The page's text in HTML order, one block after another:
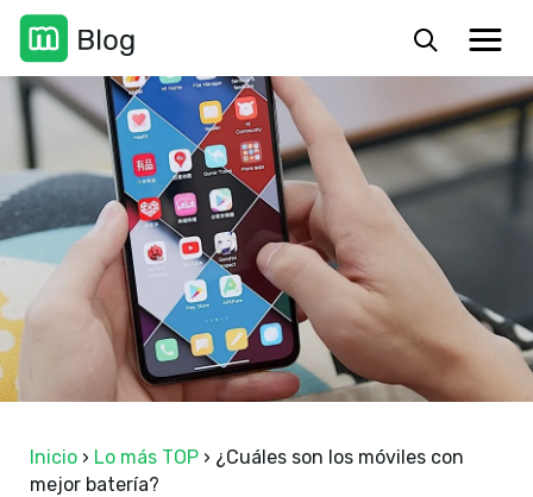
Inicio › Lo más TOP › ¿Cuáles son los móviles con
mejor batería?